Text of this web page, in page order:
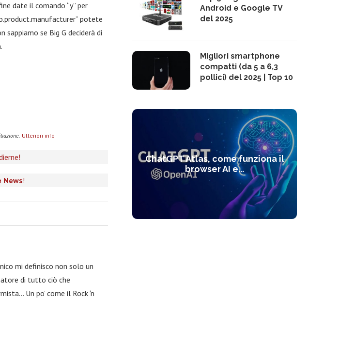
date il comando “y” per
potete
se Big G deciderà di
Ulteriori info
News!
mi definisco non solo un
di tutto ciò che
Un po’ come il Rock ‘n
Android e Google TV
del 2025
Migliori smartphone
compatti (da 5 a 6,3
pollici) del 2025 | Top 10
ChatGPT Atlas, come funziona il
browser AI e...